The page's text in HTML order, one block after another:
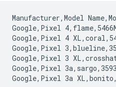
Manufacturer,Model
Google,Pixel
Google,Pixel 4
Google,Pixel
Google,Pixel 3
Google,Pixel
Google,Pixel 3a